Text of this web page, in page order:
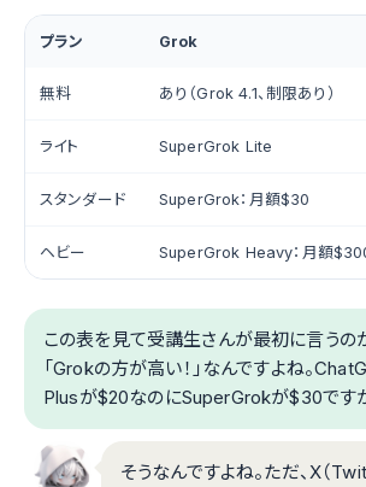
プラン Grok
無料 あり（Grok 4.1、制限あり）
ライト SuperGrok Lite
スタンダード SuperGrok：月額$30
ヘビー SuperGrok Heavy：月額
この表を見て受講生さんが最初に言うの
「Grokの方が高い！」なんですよね。
Plusが$20なのにSuperGrokが$30です
そうなんですよね。ただ、X（